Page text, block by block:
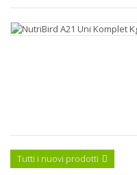
Tutti i nuovi prodotti